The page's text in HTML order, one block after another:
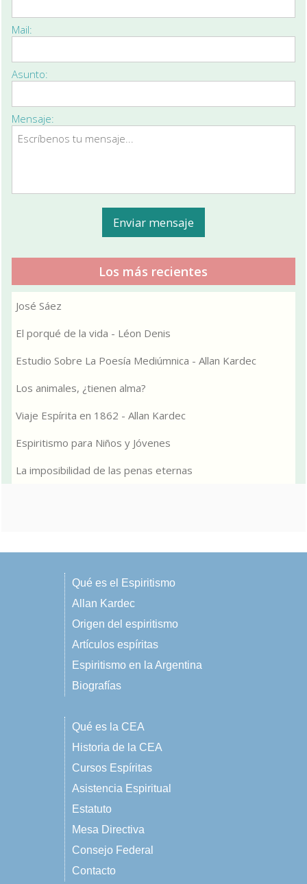
Mail:
Asunto:
Mensaje:
Los más recientes
José Sáez
El porqué de la vida - Léon Denis
Estudio Sobre La Poesía Mediúmnica - Allan Kardec
Los animales, ¿tienen alma?
Viaje Espírita en 1862 - Allan Kardec
Espiritismo para Niños y Jóvenes
La imposibilidad de las penas eternas
Qué es el Espiritismo
Allan Kardec
Origen del espiritismo
Artículos espíritas
Espiritismo en la Argentina
Biografías
Qué es la CEA
Historia de la CEA
Cursos Espíritas
Asistencia Espiritual
Estatuto
Mesa Directiva
Consejo Federal
Contacto